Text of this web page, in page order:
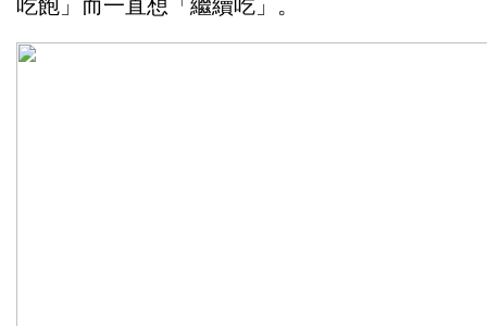
吃飽」而一直想「繼續吃」。